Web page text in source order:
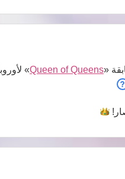
«
Queen of Queens
»